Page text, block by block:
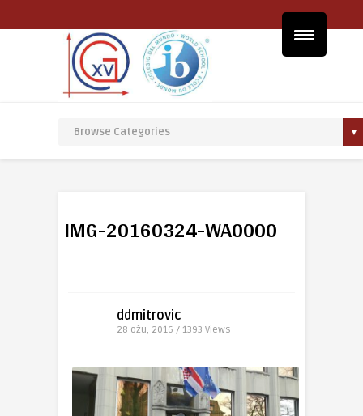
IMG-20160324-WA0000
ddmitrovic
28 ožu, 2016 / 1393 Views